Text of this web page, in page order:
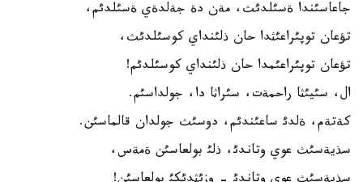
جاعاسئندا ةسئلدئث، مةن دة جةلدةي ةسئلدئم،
تؤعان توپئراعئثدا حان ذلئنداي كوسئلدئث،
تؤعان توپئراعئمدا حان ذلئنداي كوسئلدئم!
ال، سئيئثا راحمةت، سئراثا دا، جولداسئم.
كةتةم، ةلدئ ساعئندئم، دوسئث جولدان قالماسئن.
سذيةسئث عوي وتاندئ، ذلئ بولعاسئن ةمةس،